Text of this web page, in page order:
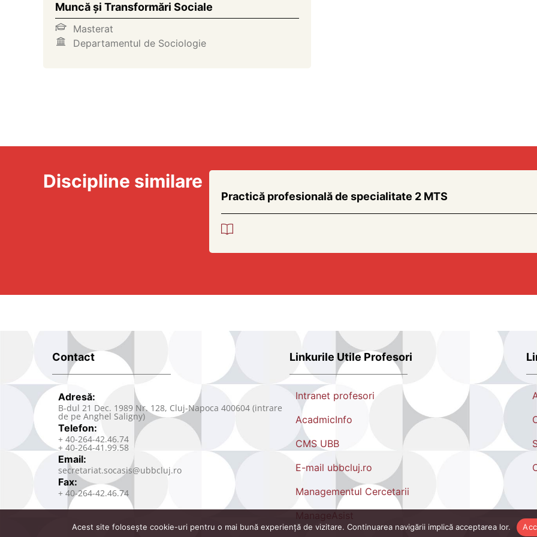
Muncă și Transformări Sociale
Masterat
Departamentul de Sociologie
Discipline similare
Practică profesională de specialitate 2 MTS
Contact
Adresă:
B-dul 21 Dec. 1989 Nr. 128, Cluj-Napoca 400604 (intrare
de pe Anghel Saligny)
Telefon:
+ 40-264-42.46.74
+ 40-264-41.99.58
Email:
secretariat.socasis@ubbcluj.ro
Fax:
+ 40-264-42.46.74
Linkurile Utile Profesori
Intranet profesori
AcadmicInfo
CMS UBB
E-mail ubbcluj.ro
Managementul Cercetarii
ManageAsist
Acest site folosește cookie-uri pentru o mai bună experiență de vizitare. Continuarea navigării implică acceptarea lor.